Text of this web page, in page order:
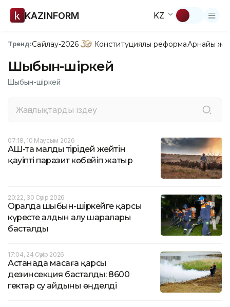
KAZINFORM KZ
Тренд:Сайлау-2026 Конституциялық реформаАрнайы
Шыбын-шіркей
Шыбын-шіркей
07:18, 10 Маусым 2026
АҚШ-та малды тірідей жейтін
қауіпті паразит көбейіп жатыр
20:22, 30 Сәуір 2026
Оралда шыбын-шіркейге қарсы
күресте алдын алу шаралары
басталды
17:04, 24 Сәуір 2026
Астанада масаға қарсы
дезинсекция басталды: 8600
гектар су айдыны өңделді